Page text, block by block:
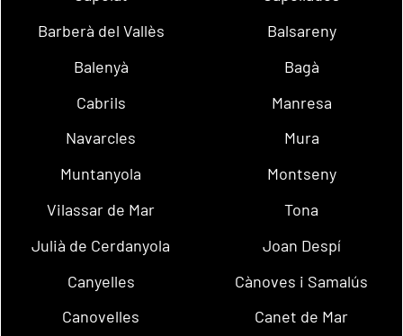
Barberà del Vallès
Balsareny
Balenyà
Bagà
Cabrils
Manresa
Navarcles
Mura
Muntanyola
Montseny
Vilassar de Mar
Tona
Julià de Cerdanyola
Joan Despí
Canyelles
Cànoves i Samalús
Canovelles
Canet de Mar